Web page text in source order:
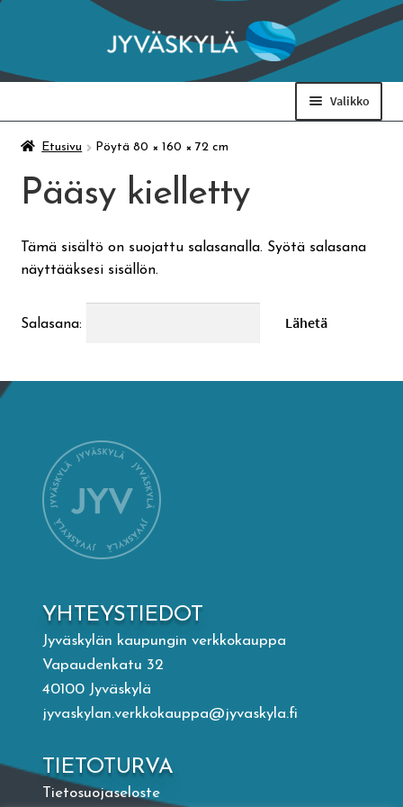
Siirry
navigointiin
Siirry
sisältöön
Valikko
Taidemuseo & Ratamo
Suomen käsityön museo
Skeittihalli
Taideapteekki
Kirjasto
Valon Kaupunki
Lasten Lysti & LystiKylä-festivaali
English
Etusivu Pöytä 80 × 160 × 72 cm
Pääsy kielletty
Tämä sisältö on suojattu salasanalla. Syötä salasana
näyttääksesi sisällön.
Salasana:
YHTEYSTIEDOT
Jyväskylän kaupungin verkkokauppa
Vapaudenkatu 32
40100 Jyväskylä
jyvaskylan.verkkokauppa@jyvaskyla.fi
TIETOTURVA
Tietosuojaseloste